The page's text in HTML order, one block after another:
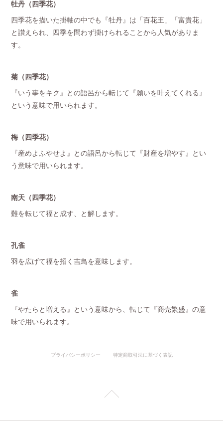
牡丹（四季花）
四季花を描いた掛軸の中でも『牡丹』は「百花王」「富貴花」
と讃えられ、四季を問わず掛けられることから人気がありま
す。
菊（四季花）
『いう事をキク』との語呂から転じて『願いを叶えてくれる』
という意味で用いられます。
梅（四季花）
『産めよふやせよ』との語呂から転じて『財産を増やす』とい
う意味で用いられます。
南天（四季花）
難を転じて福と成す、と解します。
孔雀
羽を広げて福を招く吉鳥を意味します。
雀
『やたらと増える』という意味から、転じて『商売繁盛』の意
味で用いられます。
プライバシーポリシー 特定商取引法に基づく表記